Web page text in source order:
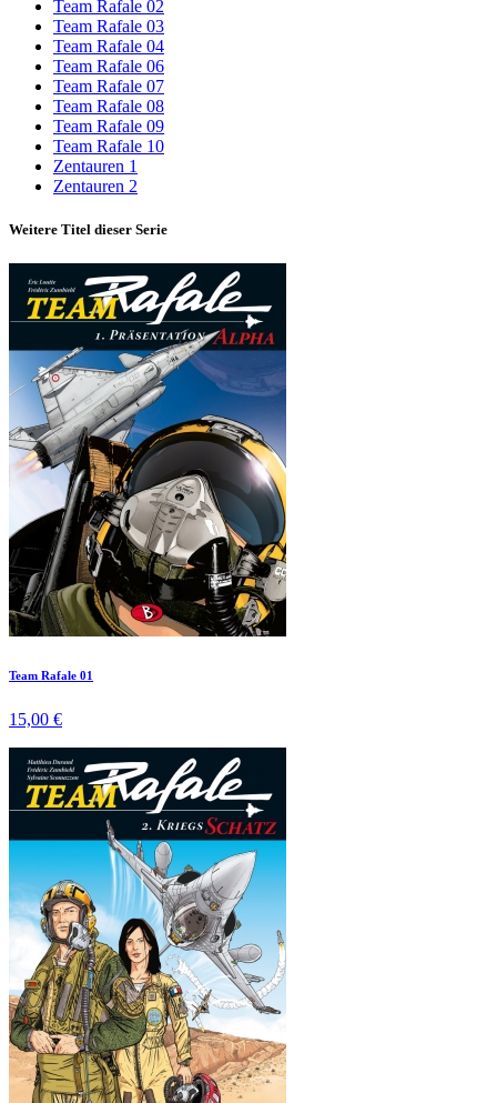
Team Rafale 02
Team Rafale 03
Team Rafale 04
Team Rafale 06
Team Rafale 07
Team Rafale 08
Team Rafale 09
Team Rafale 10
Zentauren 1
Zentauren 2
Weitere Titel dieser Serie
Team Rafale 01
15,00 €